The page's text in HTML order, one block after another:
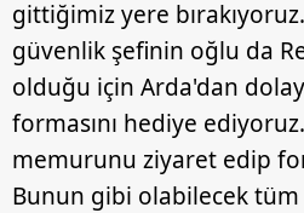
gittiğimiz yere
güvenlik şefinin oğlu da
olduğu için Arda'dan
formasını hediye
memurunu ziyaret edip
Bunun gibi olabilecek